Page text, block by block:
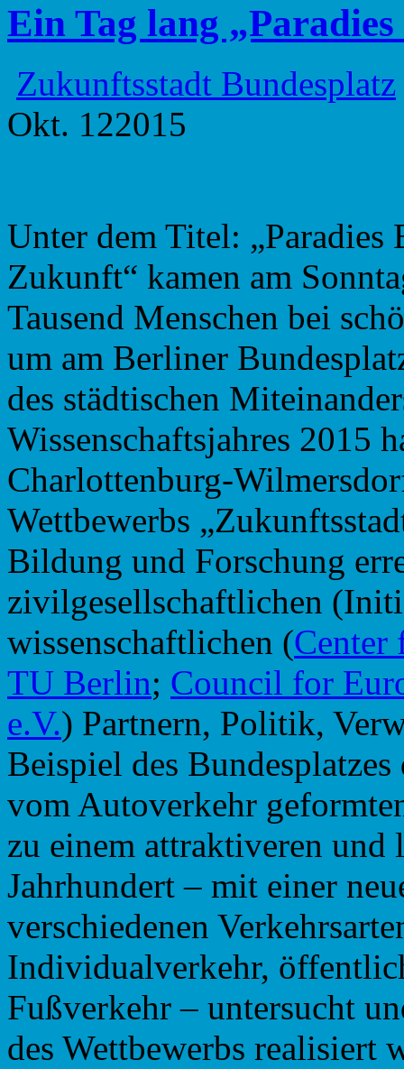
Ein Tag lang
Zukunftsstadt Bundesplatz
Okt. 122015
Unter dem Titel:
Zukunft“ kamen am
Tausend Menschen bei
um am Berliner
des städtischen
Wissenschaftsjahres 2015
Charlottenburg-
Wettbewerbs
Bildung und Forschung
zivilgesellschaftlichen
wissenschaftlichen (Center
TU Berlin; Council for
e.V.) Partnern, Politik,
Beispiel des
vom Autoverkehr
zu einem attraktiveren und
Jahrhundert – mit einer
verschiedenen
Individualverkehr,
Fußverkehr – untersucht
des Wettbewerbs realisiert